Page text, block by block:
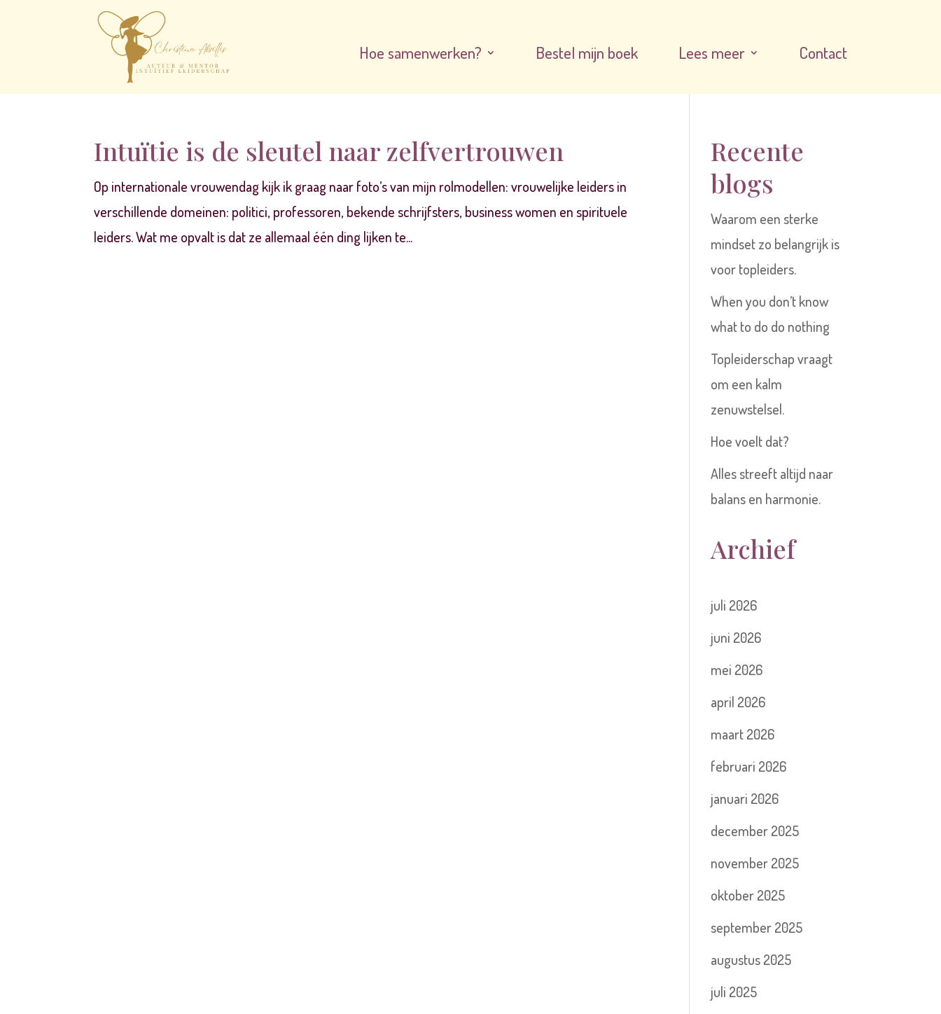
Hoe samenwerken? Bestel mijn boek Lees meer Contact
Intuïtie is de sleutel naar zelfvertrouwen
Op internationale vrouwendag kijk ik graag naar foto’s van mijn rolmodellen: vrouwelijke leiders in
verschillende domeinen: politici, professoren, bekende schrijfsters, business women en spirituele
leiders. Wat me opvalt is dat ze allemaal één ding lijken te...
Recente
blogs
Waarom een sterke
mindset zo belangrijk is
voor topleiders.
When you don’t know
what to do do nothing
Topleiderschap vraagt
om een kalm
zenuwstelsel.
Hoe voelt dat?
Alles streeft altijd naar
balans en harmonie.
Archief
juli 2026
juni 2026
mei 2026
april 2026
maart 2026
februari 2026
januari 2026
december 2025
november 2025
oktober 2025
september 2025
augustus 2025
juli 2025